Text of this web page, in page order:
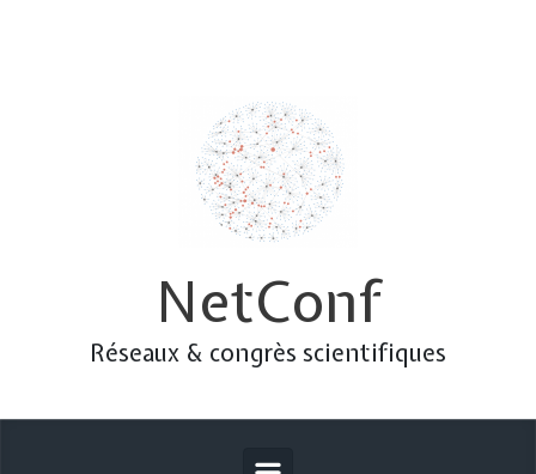
NetConf
Réseaux & congrès scientifiques